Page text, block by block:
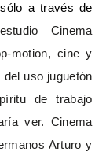
a través de
Cinema
motion, cine y
uso juguetón
de trabajo
ver. Cinema
Arturo y